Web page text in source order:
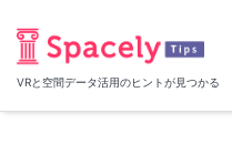
VRと空間データ活用のヒントが見つかる